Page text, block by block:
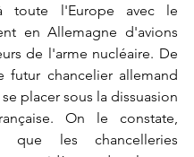
toute l'Europe avec le
en Allemagne d'avions
de l'arme nucléaire. De
futur chancelier allemand
placer sous la dissuasion
On le constate,
que les chancelleries